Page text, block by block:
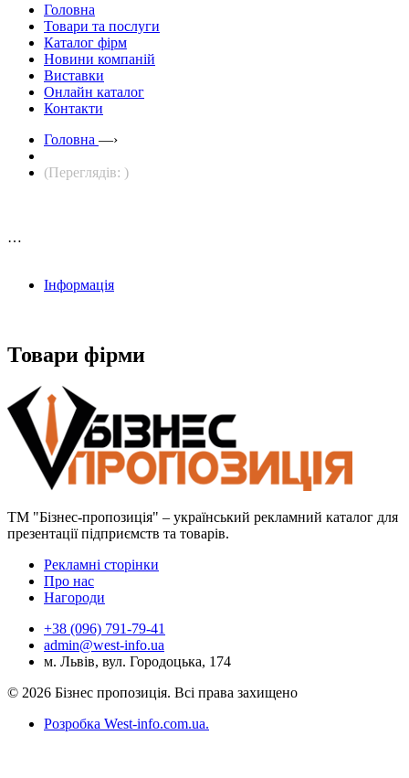
Головна
Товари та послуги
Каталог фірм
Новини компаній
Виставки
Онлайн каталог
Контакти
Головна —›
(Переглядів: )
…
Інформація
Товари фірми
ТМ "Бізнес-пропозиція" – український рекламний каталог для
презентації підприємств та товарів.
Рекламні сторінки
Про нас
Нагороди
+38 (096) 791-79-41
admin@west-info.ua
м. Львів, вул. Городоцька, 174
© 2026 Бізнес пропозиція. Всі права захищено
Розробка West-info.com.ua.